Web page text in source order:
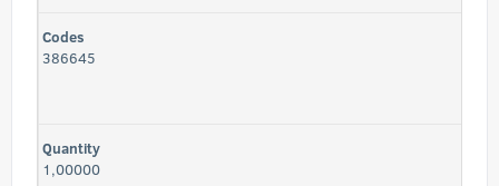
Codes
386645
Quantity
1,00000